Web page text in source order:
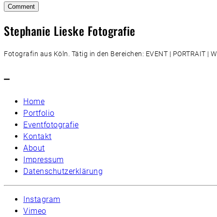
Stephanie Lieske Fotografie
Fotografin aus Köln. Tätig in den Bereichen: EVENT | PORTRAIT |
–
Home
Portfolio
Eventfotografie
Kontakt
About
Impressum
Datenschutzerklärung
Instagram
Vimeo